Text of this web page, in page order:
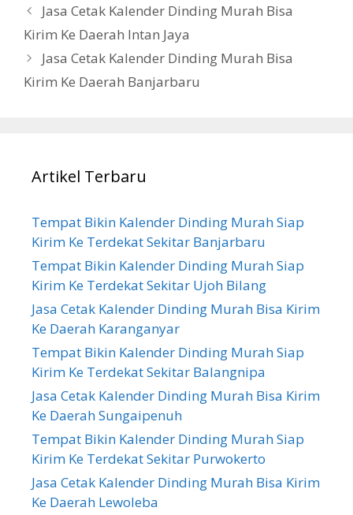
Jasa Cetak Kalender Dinding Murah Bisa
Kirim Ke Daerah Intan Jaya
Jasa Cetak Kalender Dinding Murah Bisa
Kirim Ke Daerah Banjarbaru
Artikel Terbaru
Tempat Bikin Kalender Dinding Murah Siap
Kirim Ke Terdekat Sekitar Banjarbaru
Tempat Bikin Kalender Dinding Murah Siap
Kirim Ke Terdekat Sekitar Ujoh Bilang
Jasa Cetak Kalender Dinding Murah Bisa Kirim
Ke Daerah Karanganyar
Tempat Bikin Kalender Dinding Murah Siap
Kirim Ke Terdekat Sekitar Balangnipa
Jasa Cetak Kalender Dinding Murah Bisa Kirim
Ke Daerah Sungaipenuh
Tempat Bikin Kalender Dinding Murah Siap
Kirim Ke Terdekat Sekitar Purwokerto
Jasa Cetak Kalender Dinding Murah Bisa Kirim
Ke Daerah Lewoleba